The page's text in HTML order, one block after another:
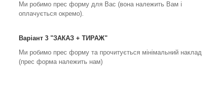
Ми робимо прес форму для Вас (вона належить Вам і
оплачується окремо).
Варіант 3 "ЗАКАЗ + ТИРАЖ"
Ми робимо прес форму та прочитується мінімальний наклад
(прес форма належить нам)